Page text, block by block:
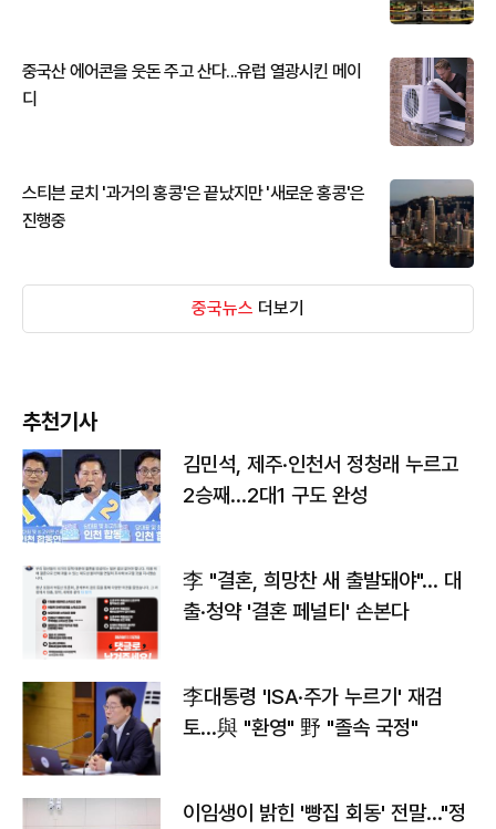
중국산 에어콘을 웃돈 주고 산다...유럽 열광시킨 메이
디
스티븐 로치 '과거의 홍콩'은 끝났지만 '새로운 홍콩'은
진행중
중국뉴스 더보기
추천기사
김민석, 제주·인천서 정청래 누르고
2승째…2대1 구도 완성
李 "결혼, 희망찬 새 출발돼야"… 대
출·청약 '결혼 페널티' 손본다
李대통령 'ISA·주가 누르기' 재검
토…與 "환영" 野 "졸속 국정"
이임생이 밝힌 '빵집 회동' 전말…"정